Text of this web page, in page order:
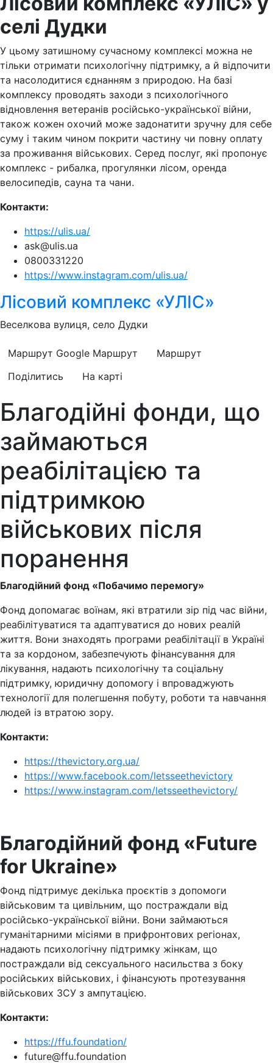
селі Дудки
У цьому затишному сучасному комплексі можна не
тільки отримати психологічну підтримку, а й відпочити
та насолодитися єднанням з природою. На базі
комплексу проводять заходи з психологічного
відновлення ветеранів російсько-української війни,
також кожен охочий може задонатити зручну для себе
суму і таким чином покрити частину чи повну оплату
за проживання військових. Серед послуг, які пропонує
комплекс - рибалка, прогулянки лісом, оренда
велосипедів, сауна та чани.
Контакти:
https://ulis.ua/
ask@ulis.ua
0800331220
https://www.instagram.com/ulis.ua/
Лісовий комплекс «УЛІС»
Веселкова вулиця, село Дудки
Маршрут Google Маршрут
Маршрут
Поділитись
На карті
Благодійні фонди, що
займаються
реабілітацією та
підтримкою
військових після
поранення
Благодійний фонд «Побачимо перемогу»
Фонд допомагає воїнам, які втратили зір під час війни,
реабілітуватися та адаптуватися до нових реалій
життя. Вони знаходять програми реабілітації в Україні
та за кордоном, забезпечують фінансування для
лікування, надають психологічну та соціальну
підтримку, юридичну допомогу і впроваджують
технології для полегшення побуту, роботи та навчання
людей із втратою зору.
Контакти:
https://thevictory.org.ua/
https://www.facebook.com/letsseethevictory
https://www.instagram.com/letsseethevictory/
Благодійний фонд «Future
for Ukraine»
Фонд підтримує декілька проєктів з допомоги
військовим та цивільним, що постраждали від
російсько-української війни. Вони займаються
гуманітарними місіями в прифронтових регіонах,
надають психологічну підтримку жінкам, що
постраждали від сексуального насильства з боку
російських військових, і фінансують протезування
військових ЗСУ з ампутацією.
Контакти:
https://ffu.foundation/
future@ffu.foundation